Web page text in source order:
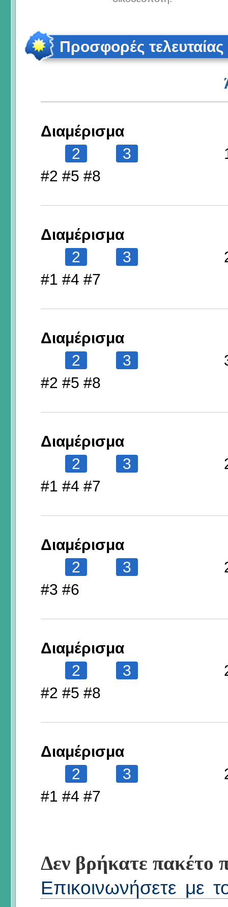
Προσφορές τελευταίας
Διαμέρισμα
2
3
#2 #5 #8
Διαμέρισμα
2
3
#1 #4 #7
Διαμέρισμα
2
3
#2 #5 #8
Διαμέρισμα
2
3
#1 #4 #7
Διαμέρισμα
2
3
#3 #6
Διαμέρισμα
2
3
#2 #5 #8
Διαμέρισμα
2
3
#1 #4 #7
Δεν βρήκατε πακέτο
Επικοινωνήσετε με